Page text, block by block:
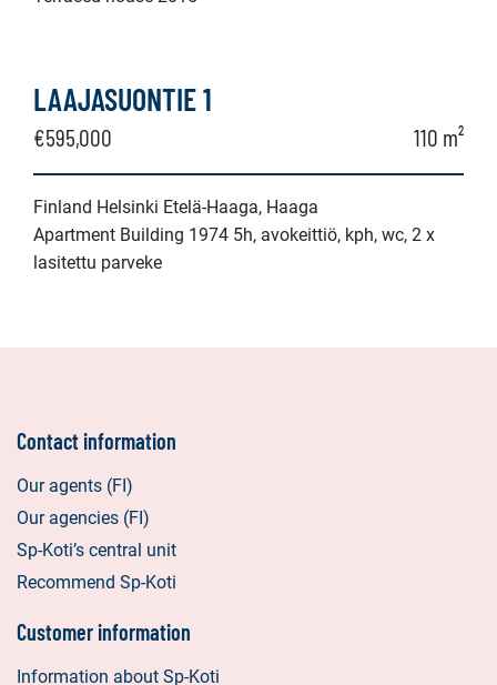
LAAJASUONTIE 1
€595,000 110 m²
Finland Helsinki Etelä-Haaga, Haaga
Apartment Building 1974 5h, avokeittiö, kph, wc, 2 x
lasitettu parveke
Contact information
Our agents (FI)
Our agencies (FI)
Sp-Koti’s central unit
Recommend Sp-Koti
Customer information
Information about Sp-Koti